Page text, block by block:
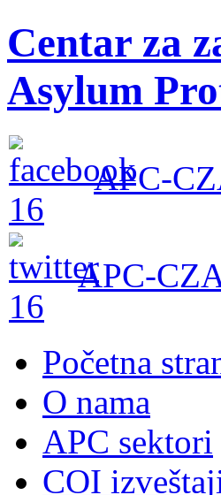
Centar za
Asylum
APC-
APC-
Početna
O nama
APC sektori
COI